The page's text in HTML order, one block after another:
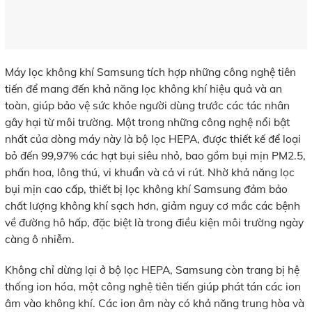
Máy lọc không khí Samsung tích hợp những công nghệ tiên
tiến để mang đến khả năng lọc không khí hiệu quả và an
toàn, giúp bảo vệ sức khỏe người dùng trước các tác nhân
gây hại từ môi trường. Một trong những công nghệ nổi bật
nhất của dòng máy này là bộ lọc HEPA, được thiết kế để loại
bỏ đến 99,97% các hạt bụi siêu nhỏ, bao gồm bụi mịn PM2.5,
phấn hoa, lông thú, vi khuẩn và cả vi rút. Nhờ khả năng lọc
bụi mịn cao cấp, thiết bị lọc không khí Samsung đảm bảo
chất lượng không khí sạch hơn, giảm nguy cơ mắc các bệnh
về đường hô hấp, đặc biệt là trong điều kiện môi trường ngày
càng ô nhiễm.
Không chỉ dừng lại ở bộ lọc HEPA, Samsung còn trang bị hệ
thống ion hóa, một công nghệ tiên tiến giúp phát tán các ion
âm vào không khí. Các ion âm này có khả năng trung hòa và